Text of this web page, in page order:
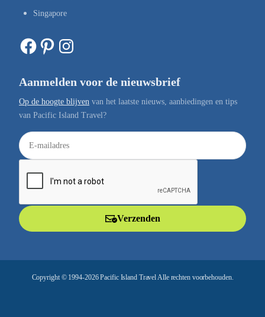
Singapore
Facebook Pinterest Instagram
Aanmelden voor de nieuwsbrief
Op de hoogte blijven van het laatste nieuws, aanbiedingen en tips
van Pacific Island Travel?
E
-
a
Verzenden
Copyright © 1994-2026 Pacific Island Travel Alle rechten voorbehouden.